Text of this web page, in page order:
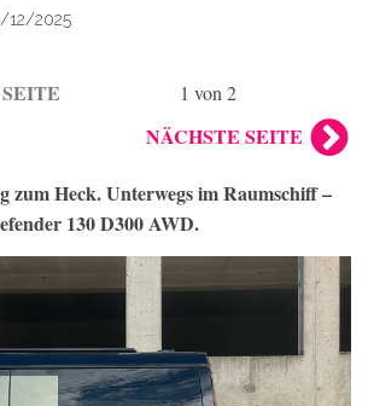
12/2025
1 von 2
NÄCHSTE SEITE
zum Heck. Unterwegs im Raumschiff –
130 D300 AWD.